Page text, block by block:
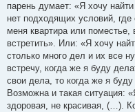
парень думает: «Я хочу
нет подходящих условий,
меня квартира или поместье,
встретить». Или: «Я хочу
столько много дел и их все
встречу, когда же я буду
свои дела, то когда же я
Возможна и такая ситуация:
здоровая, не красивая, (…).